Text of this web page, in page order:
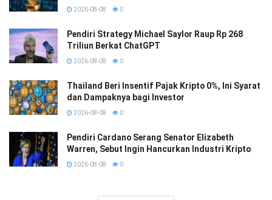
2026-08-08 0
Pendiri Strategy Michael Saylor Raup Rp 268
Triliun Berkat ChatGPT
2026-08-08 0
Thailand Beri Insentif Pajak Kripto 0%, Ini Syarat
dan Dampaknya bagi Investor
2026-08-08 0
Pendiri Cardano Serang Senator Elizabeth
Warren, Sebut Ingin Hancurkan Industri Kripto
2026-08-08 0